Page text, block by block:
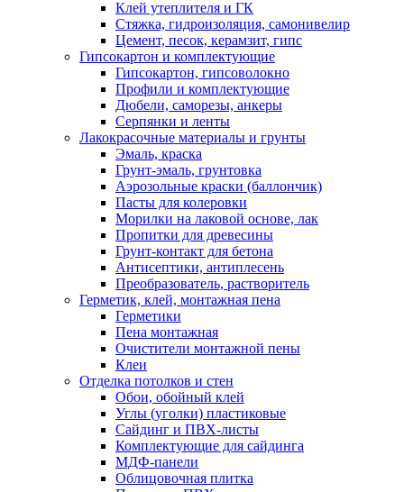
Клей утеплителя и ГК
Стяжка, гидроизоляция, самонивелир
Цемент, песок, керамзит, гипс
Гипсокартон и комплектующие
Гипсокартон, гипсоволокно
Профили и комплектующие
Дюбели, саморезы, анкеры
Серпянки и ленты
Лакокрасочные материалы и грунты
Эмаль, краска
Грунт-эмаль, грунтовка
Аэрозольные краски (баллончик)
Пасты для колеровки
Морилки на лаковой основе, лак
Пропитки для древесины
Грунт-контакт для бетона
Антисептики, антиплесень
Преобразователь, растворитель
Герметик, клей, монтажная пена
Герметики
Пена монтажная
Очистители монтажной пены
Клеи
Отделка потолков и стен
Обои, обойный клей
Углы (уголки) пластиковые
Сайдинг и ПВХ-листы
Комплектующие для сайдинга
МДФ-панели
Облицовочная плитка